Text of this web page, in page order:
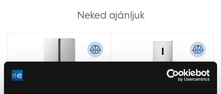
Neked ajánljuk